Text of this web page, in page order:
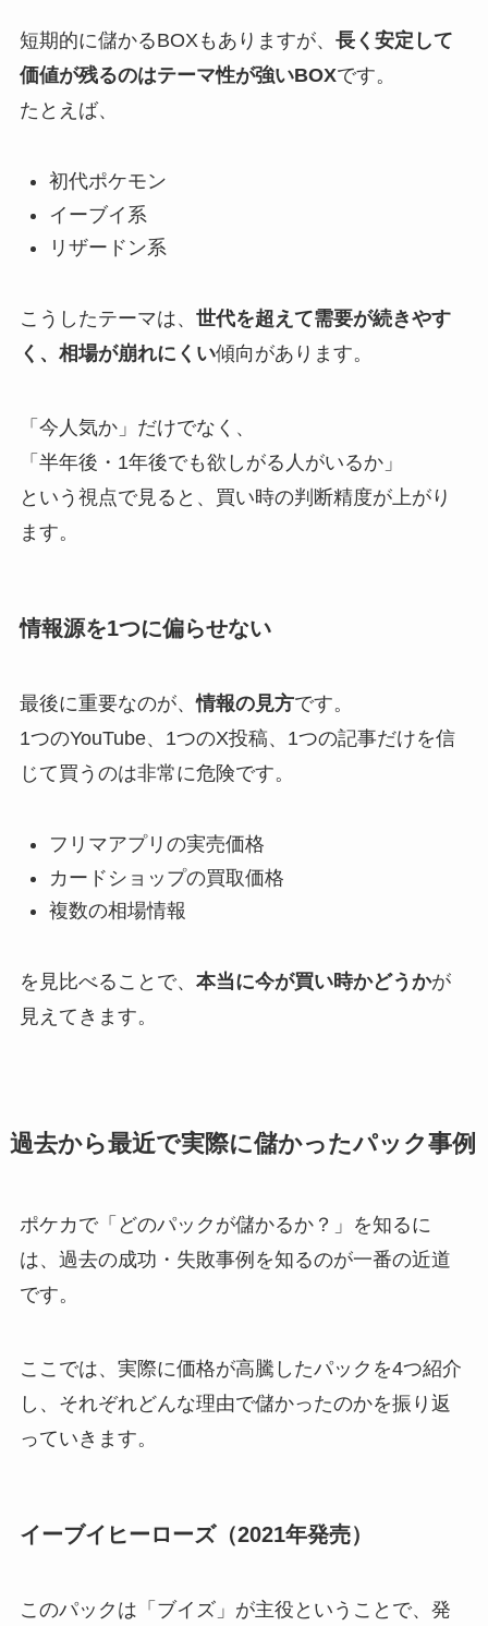
短期的に儲かるBOXもありますが、 長く安定して
価値が残るのはテーマ性が強いBOXです。
たとえば、
初代ポケモン
イーブイ系
リザードン系
こうしたテーマは、 世代を超えて需要が続きやす
く、相場が崩れにくい傾向があります。
「今人気か」だけでなく、
「半年後・1年後でも欲しがる人がいるか」
という視点で見ると、買い時の判断精度が上がり
ます。
情報源を1つに偏らせない
最後に重要なのが、情報の見方です。
1つのYouTube、1つのX投稿、1つの記事だけを信
じて買うのは非常に危険です。
フリマアプリの実売価格
カードショップの買取価格
複数の相場情報
を見比べることで、 本当に今が買い時かどうかが
見えてきます。
過去から最近で実際に儲かったパック事例
ポケカで「どのパックが儲かるか？」を知るに
は、過去の成功・失敗事例を知るのが一番の近道
です。
ここでは、実際に価格が高騰したパックを4つ紹介
し、それぞれどんな理由で儲かったのかを振り返
っていきます。
イーブイヒーローズ（2021年発売）
このパックは「ブイズ」が主役ということで、発